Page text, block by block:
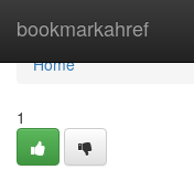
bookmarkahref
Home
Home
1